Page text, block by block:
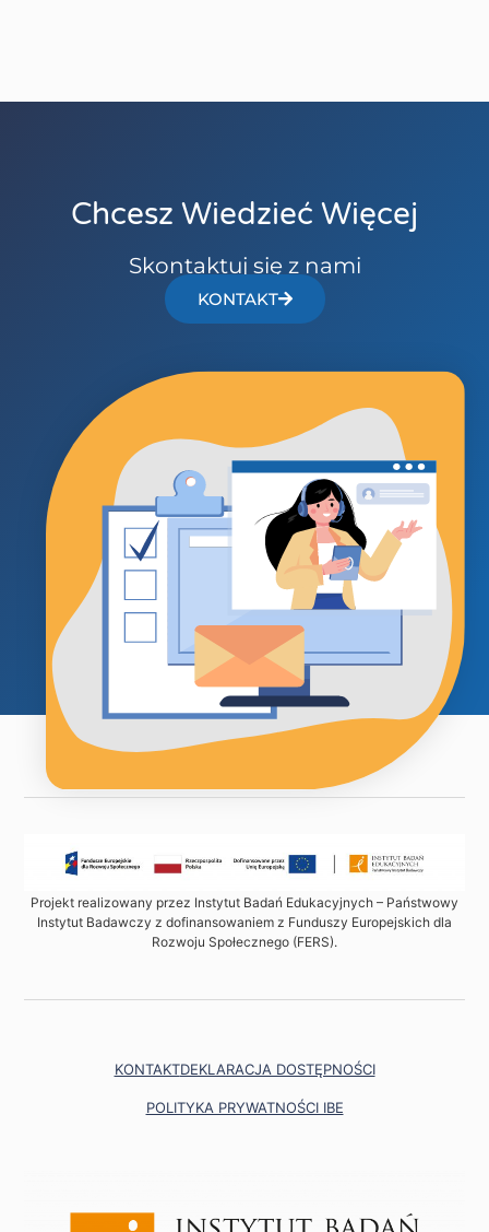
Chcesz Wiedzieć Więcej
Skontaktuj się z nami
KONTAKT
Projekt realizowany przez Instytut Badań Edukacyjnych – Państwowy
Instytut Badawczy z dofinansowaniem z Funduszy Europejskich dla
Rozwoju Społecznego (FERS).
KONTAKTDEKLARACJA DOSTĘPNOŚCI
POLITYKA PRYWATNOŚCI IBE